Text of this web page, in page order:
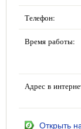
Телефон:
Время работы:
Адрес в
Открыть